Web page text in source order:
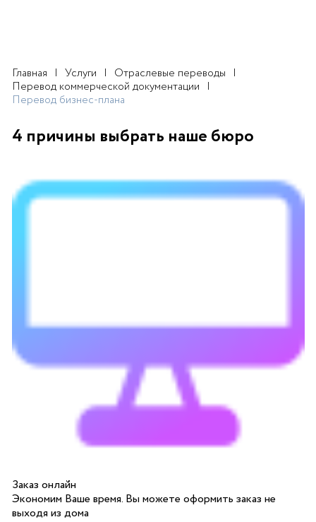
Главная Услуги
Отраслевые переводы
Перевод коммерческой документации
Перевод бизнес-плана
4 причины выбрать наше бюро
Заказ онлайн
Экономим Ваше время. Вы можете оформить заказ не
выходя из дома